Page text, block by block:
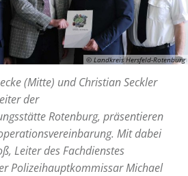
© Landkreis Hersfeld-Rotenburg
(Mitte) und Christian Seckler
der
Rotenburg, präsentieren
Mit dabei
Leiter des Fachdienstes
Polizeihauptkommissar Michael